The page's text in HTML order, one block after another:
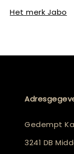
Het merk Jabo
Gedempt
3241 DB